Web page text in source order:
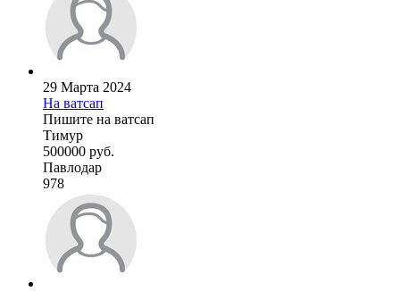
29 Марта 2024
На ватсап
Пишите на ватсап
Тимур
500000 руб.
Павлодар
978